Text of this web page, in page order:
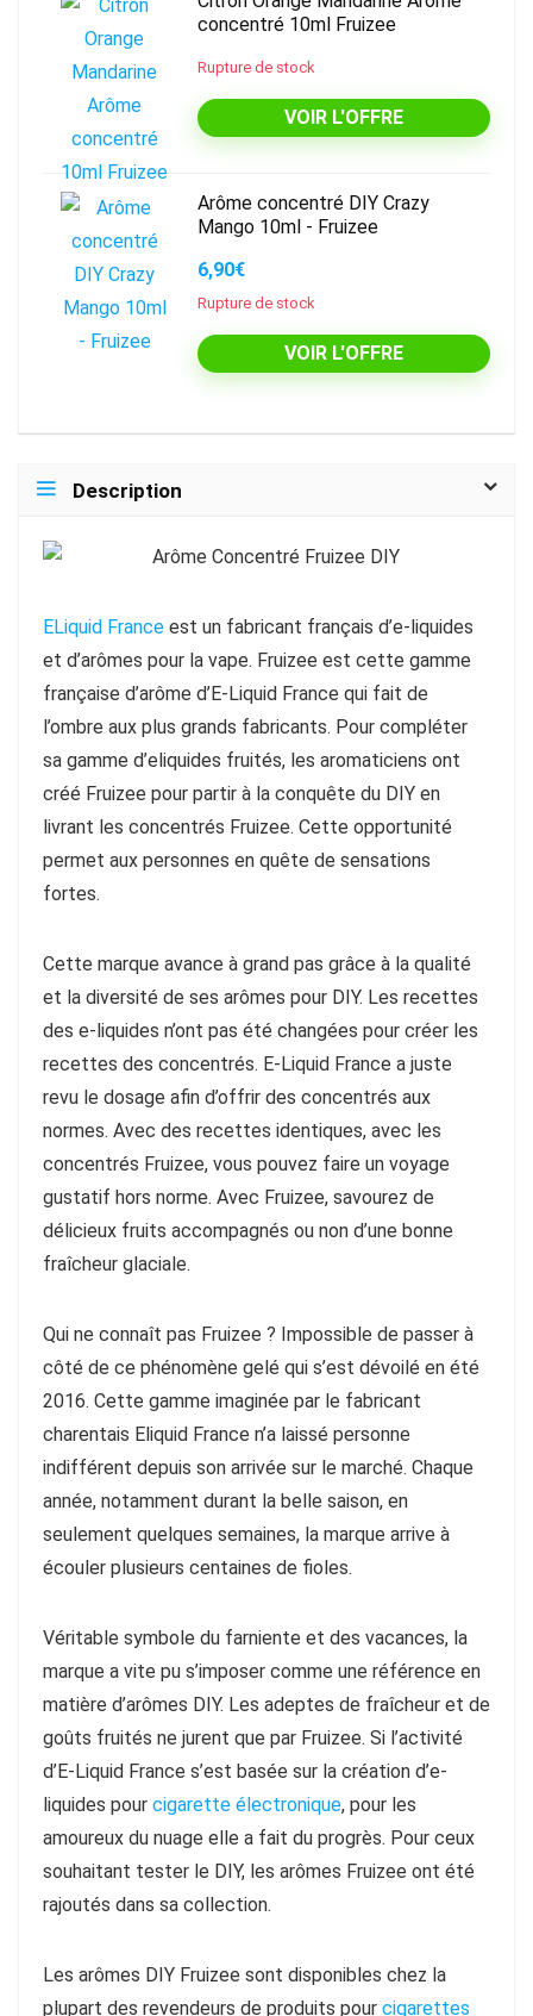
concentré 10ml Fruizee
Rupture de stock
VOIR L'OFFRE
Arôme concentré DIY Crazy
Mango 10ml - Fruizee
6,90€
Rupture de stock
VOIR L'OFFRE
Description
ELiquid France est un fabricant français d’e-liquides
et d’arômes pour la vape. Fruizee est cette gamme
française d’arôme d’E-Liquid France qui fait de
l’ombre aux plus grands fabricants. Pour compléter
sa gamme d’eliquides fruités, les aromaticiens ont
créé Fruizee pour partir à la conquête du DIY en
livrant les concentrés Fruizee. Cette opportunité
permet aux personnes en quête de sensations
fortes.
Cette marque avance à grand pas grâce à la qualité
et la diversité de ses arômes pour DIY. Les recettes
des e-liquides n’ont pas été changées pour créer les
recettes des concentrés. E-Liquid France a juste
revu le dosage afin d’offrir des concentrés aux
normes. Avec des recettes identiques, avec les
concentrés Fruizee, vous pouvez faire un voyage
gustatif hors norme. Avec Fruizee, savourez de
délicieux fruits accompagnés ou non d’une bonne
fraîcheur glaciale.
Qui ne connaît pas Fruizee ? Impossible de passer à
côté de ce phénomène gelé qui s’est dévoilé en été
2016. Cette gamme imaginée par le fabricant
charentais Eliquid France n’a laissé personne
indifférent depuis son arrivée sur le marché. Chaque
année, notamment durant la belle saison, en
seulement quelques semaines, la marque arrive à
écouler plusieurs centaines de fioles.
Véritable symbole du farniente et des vacances, la
marque a vite pu s’imposer comme une référence en
matière d’arômes DIY. Les adeptes de fraîcheur et de
goûts fruités ne jurent que par Fruizee. Si l’activité
d’E-Liquid France s’est basée sur la création d’e-
liquides pour cigarette électronique, pour les
amoureux du nuage elle a fait du progrès. Pour ceux
souhaitant tester le DIY, les arômes Fruizee ont été
rajoutés dans sa collection.
Les arômes DIY Fruizee sont disponibles chez la
plupart des revendeurs de produits pour cigarettes